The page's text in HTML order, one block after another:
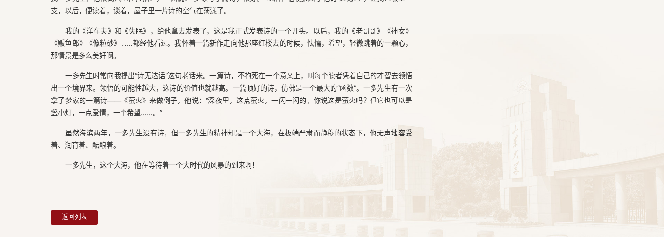
支，以后，便读着，谈着，屋子里一片诗的空气在荡漾了。
我的《洋车夫》和《失眠》，给他拿去发表了，这是我正式发表诗的一个开头。以后，我的《老哥哥》《神女》
《贩鱼郎》《像粒砂》……都经他看过。我怀着一篇新作走向他那座红楼去的时候，怯懦，希望，轻微跳着的一颗心，
那情景是多么美好啊。
一多先生时常向我提出“诗无达话”这句老话来。一篇诗，不拘死在一个意义上，叫每个读者凭着自己的才智去领悟
出一个境界来。领悟的可能性越大，这诗的价值也就越高。一篇顶好的诗，仿佛是一个最大的“函数”。一多先生有一次
拿了梦家的一篇诗——《萤火》来做例子，他说：“深夜里，这点萤火，一闪一闪的，你说这是萤火吗？但它也可以是
盏小灯，一点爱情，一个希望……。”
虽然海滨两年，一多先生没有诗，但一多先生的精神却是一个大海，在极端严肃而静穆的状态下，他无声地容受
着、润育着、酝酿着。
一多先生，这个大海，他在等待着一个大时代的风暴的到来啊！
返回列表